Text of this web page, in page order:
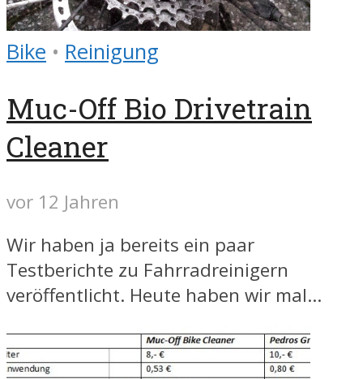
Bike • Reinigung
Muc-Off Bio Drivetrain
Cleaner
vor 12 Jahren
Wir haben ja bereits ein paar
Testberichte zu Fahrradreinigern
veröffentlicht. Heute haben wir mal...